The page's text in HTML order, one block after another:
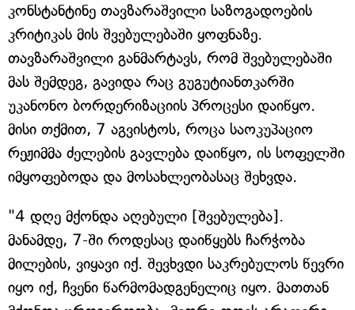
კონსტანტინე თავზარაშვილი საზოგადოების
კრიტიკას მის შვებულებაში ყოფნაზე.
თავზარაშვილი განმარტავს, რომ შვებულებაში
მას შემდეგ, გავიდა რაც გუგუტიანთკარში
უკანონო ბორდერიზაციის პროცესი დაიწყო.
მისი თქმით, 7 აგვისტოს, როცა საოკუპაციო
რეჟიმმა ძელების გავლება დაიწყო, ის სოფელში
იმყოფებოდა და მოსახლეობასაც შეხვდა.
"4 დღე მქონდა აღებული [შვებულება].
მანამდე, 7-ში როდესაც დაიწყებს ჩარჭობა
მილების, ვიყავი იქ. შევხვდი საკრებულოს წევრი
იყო იქ, ჩვენი წარმომადგენელიც იყო. მათთან